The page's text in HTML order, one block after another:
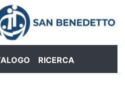
RICERCA